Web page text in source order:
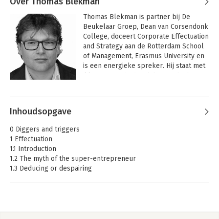
Thomas Blekman is partner bij De
Beukelaar Groep, Dean van Corsendonk
College, doceert Corporate Effectuation
and Strategy aan de Rotterdam School
of Management, Erasmus University en
is een energieke spreker. Hij staat met
wetenschap. Wetenschappelijke kennis
en sprankelend (intern)
ondernemerschap.
Inhoudsopgave
0 Diggers and triggers
1 Effectuation
1.1 Introduction
1.2 The myth of the super-entrepreneur
1.3 Deducing or despairing